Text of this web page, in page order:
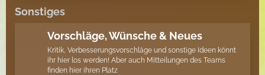
t
ä
g
e
t
e
B
e
i
Sonstiges
Vorschläge, Wünsche & Neues
Kritik, Verbesserungsvorschläge und sonstige Ideen könnt
ihr hier los werden! Aber auch Mitteilungen des Teams
finden hier ihren Platz